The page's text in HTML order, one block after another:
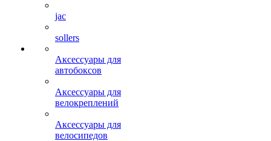
jac
sollers
Аксессуары для
автобоксов
Аксессуары для
велокреплений
Аксессуары для
велосипедов